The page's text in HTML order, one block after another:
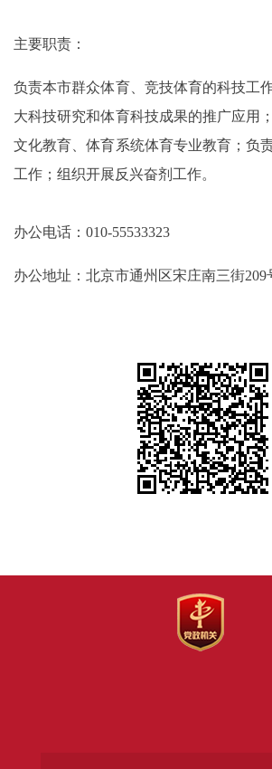
主要职责：
负责本市群众体育、竞技体育的科技工
大科技研究和体育科技成果的推广应用
文化教育、体育系统体育专业教育；负
工作；组织开展反兴奋剂工作。
办公电话：010-55533323
办公地址：北京市通州区宋庄南三街209